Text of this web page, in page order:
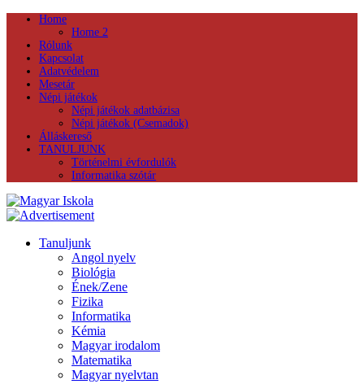
Home
Home 2
Rólunk
Kapcsolat
Adatvédelem
Mesetár
Népi játékok
Népi játékok adatbázisa
Népi játékok (Csemadok)
Álláskereső
TANULJUNK
Történelmi évfordulók
Informatika szótár
Tanuljunk
Angol nyelv
Biológia
Ének/Zene
Fizika
Informatika
Kémia
Magyar irodalom
Matematika
Magyar nyelvtan